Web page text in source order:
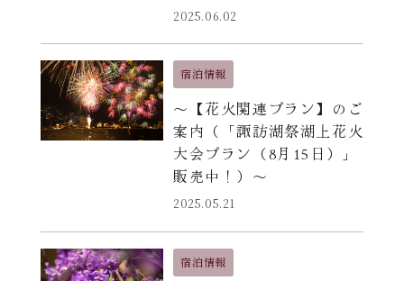
2025.06.02
宿泊情報
〜【花火関連プラン】のご
案内（「諏訪湖祭湖上花火
大会プラン（8月15日）」
販売中！）〜
2025.05.21
宿泊情報